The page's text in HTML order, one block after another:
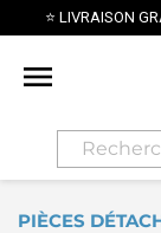
⭐ LIVRAISON

PIÈCES